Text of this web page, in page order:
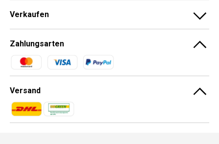
Verkaufen
Zahlungsarten
Zahlungsmethoden
Versand
Zahlungsmethoden